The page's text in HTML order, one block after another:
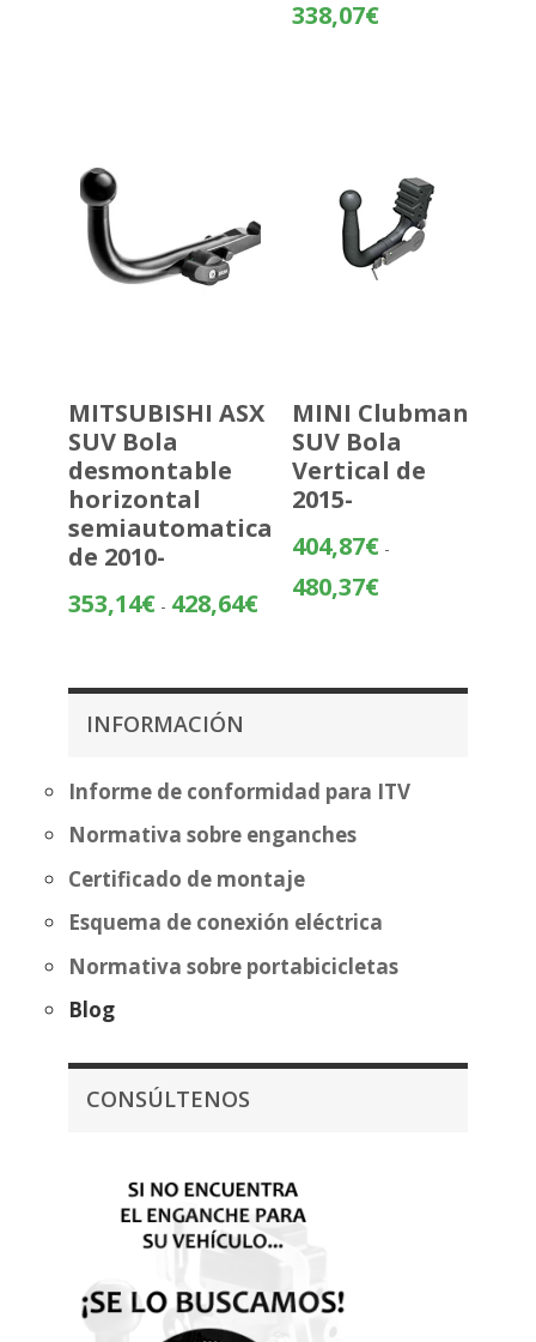
338,07€Rango
338,07€
MITSUBISHI ASX
SUV Bola
desmontable
horizontal
semiautomatica
de 2010-
353,14€ - 428,64€Rango
MINI Clubman
SUV Bola
Vertical de
2015-
404,87€ -
480,37€Rango
404,87€
INFORMACIÓN
Informe de conformidad para ITV
Normativa sobre enganches
Certificado de montaje
Esquema de conexión eléctrica
Normativa sobre portabicicletas
Blog
CONSÚLTENOS